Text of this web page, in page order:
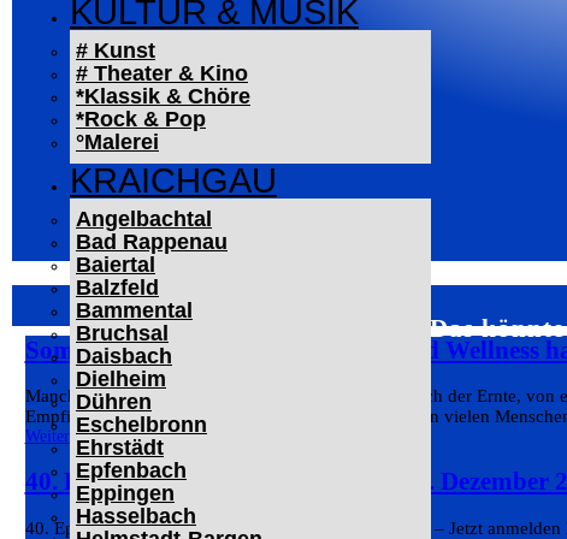
KULTUR & MUSIK
# Kunst
# Theater & Kino
*Klassik & Chöre
*Rock & Pop
°Malerei
KRAICHGAU
Angelbachtal
Bad Rappenau
Baiertal
Balzfeld
Bammental
Bruchsal
Daisbach
Dielheim
Dühren
Eschelbronn
Ehrstädt
Epfenbach
Eppingen
Hasselbach
Das
Sommer bei Pfitzenmeier: Fitness und Wellness
Manches passt nur zu einer bestimmten Zeit. Kurz nach der Ernte, von
Empfinden gebunden. Fitness und Ernährung wird von vielen
Weiterlesen
40. Eppinger Weihnachtsmarkt am 5. Dezember
40. Eppinger Weihnachtsmarkt am 5. Dezember 2026 – Jetzt